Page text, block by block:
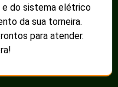
e do sistema elétrico
da sua torneira.
para atender.